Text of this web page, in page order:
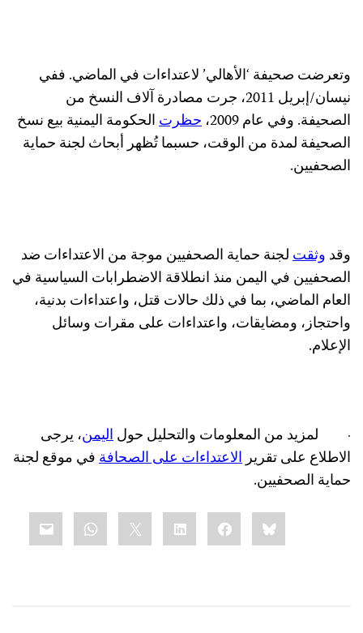
وتعرضت صحيفة ‘الأهالي’ لاعتداءات في الماضي. ففي
نيسان/إبريل 2011، جرت مصادرة آلاف النسخ من
الصحيفة. وفي عام 2009،
حظرتالحكومة اليمنية بيع نسخ
الصحيفة لمدة من الوقت، حسبما تُظهر أبحاث لجنة حماية
الصحفيين.
وقد وثقتلجنة حماية الصحفيين موجة من الاعتداءات ضد
الصحفيين في اليمن منذ انطلاقة الاضطرابات السياسية في
العام الماضي، بما في ذلك حالات قتل، واعتداءات بدنية،
واحتجاز، ومضايقات، واعتداءات على مقرات وسائل
الإعلام.
· لمزيد من المعلومات والتحليل حولاليمن، يرجى
الاطلاع على تقريرالاعتداءات على الصحافةفي موقع لجنة
حماية الصحفيين.
Bluesky
Facebook
LinkedIn